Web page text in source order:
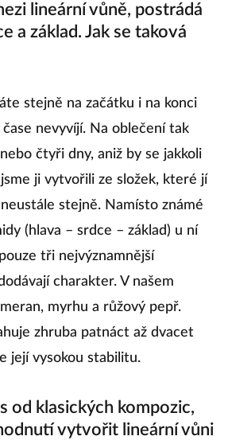
najít sám
lineární vůně, postrádá
a základ. Jak se taková
stejně na začátku i na konci
nevyvíjí. Na oblečení tak
čtyři dny, aniž by se jakkoli
ji vytvořili ze složek, které jí
stejně. Namísto známé
(hlava – srdce – základ) u ní
tři nejvýznamnější
charakter. V našem
myrhu a růžový pepř.
zhruba patnáct až dvacet
její vysokou stabilitu.
od klasických kompozic,
vytvořit lineární vůni